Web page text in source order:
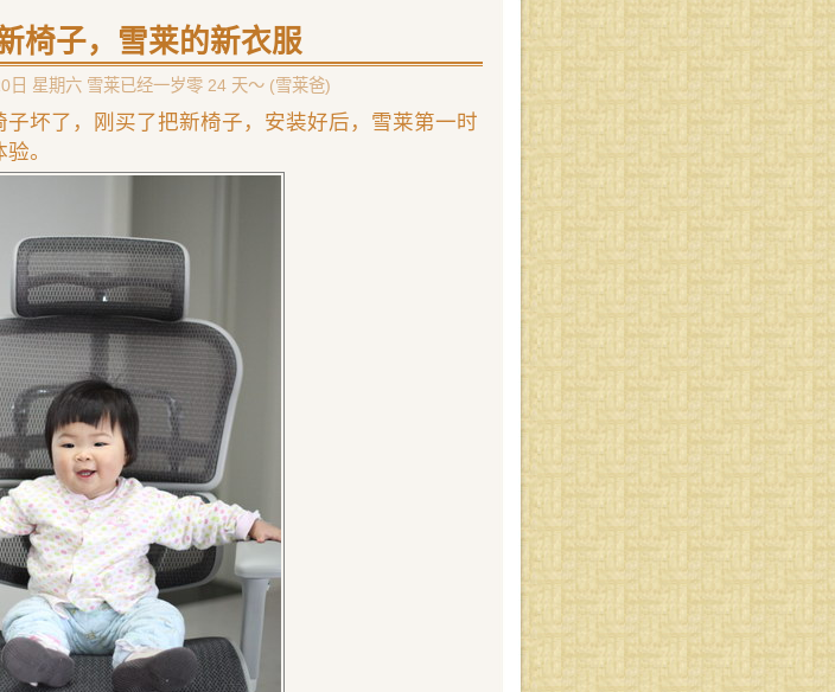
椅子，雪莱的新衣服
日 星期六 雪莱已经一岁零 24 天～ (雪莱爸)
子坏了，刚买了把新椅子，安装好后，雪莱第一时
。